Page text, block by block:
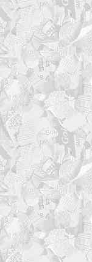
local
local
local
local
local
# В
echo
printf
echo
printf
printf